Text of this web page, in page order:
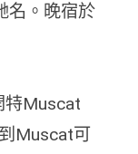
名。晚宿於
特Muscat
Muscat可